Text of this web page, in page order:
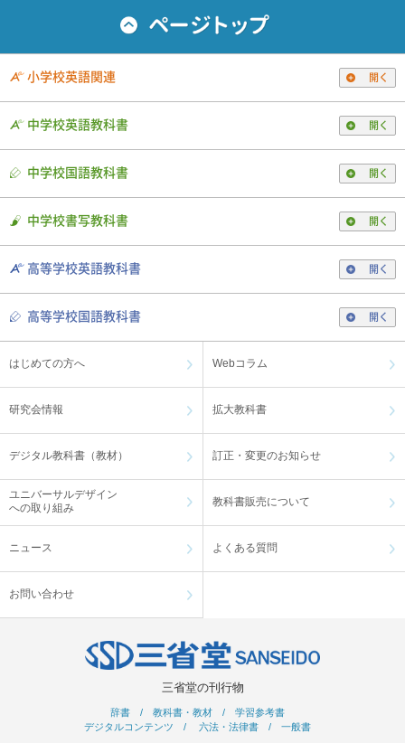
小学校英語関連 開く
中学校英語教科書 開く
中学校国語教科書 開く
中学校書写教科書 開く
高等学校英語教科書 開く
高等学校国語教科書 開く
はじめての方へ Webコラム
研究会情報 拡大教科書
デジタル教科書（教材） 訂正・変更のお知らせ
ユニバーサルデザイン
への取り組み
教科書販売について
ニュース よくある質問
お問い合わせ
三省堂の刊行物
辞書 / 教科書・教材 / 学習参考書
デジタルコンテンツ / 六法・法律書 / 一般書